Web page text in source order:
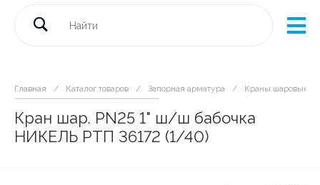
Главная / Каталог товаров / Запорная арматура / Краны шаровые
Кран шар. PN25 1" ш/ш бабочка
НИКЕЛЬ РТП 36172 (1/40)